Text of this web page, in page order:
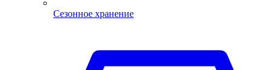
Сезонное хранение